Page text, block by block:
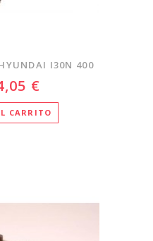
I30N 400
€
CARRITO